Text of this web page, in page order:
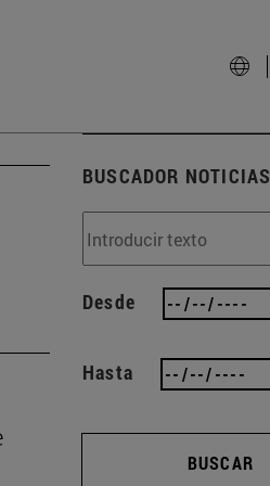
BUSCADOR NOTICIAS
Desde
Hasta
BUSCAR